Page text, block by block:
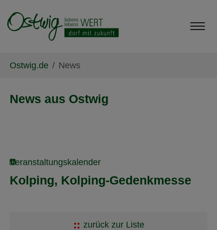
Ostwig.de News
News aus Ostwig
Veranstaltungskalender
Kolping, Kolping-Gedenkmesse
zurück zur Liste